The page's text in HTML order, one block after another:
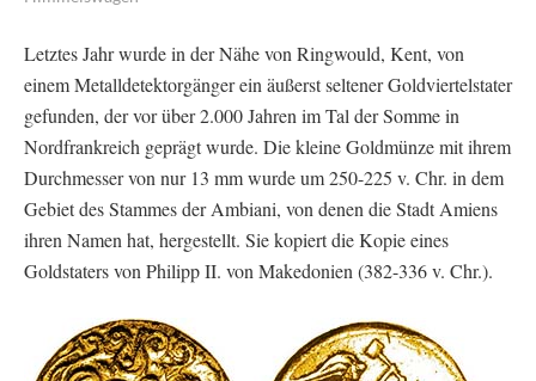
Letztes Jahr wurde in der Nähe von Ringwould, Kent, von
einem Metalldetektorgänger ein äußerst seltener Goldviertelstater
gefunden, der vor über 2.000 Jahren im Tal der Somme in
Nordfrankreich geprägt wurde. Die kleine Goldmünze mit ihrem
Durchmesser von nur 13 mm wurde um 250-225 v. Chr. in dem
Gebiet des Stammes der Ambiani, von denen die Stadt Amiens
ihren Namen hat, hergestellt. Sie kopiert die Kopie eines
Goldstaters von Philipp II. von Makedonien (382-336 v. Chr.).